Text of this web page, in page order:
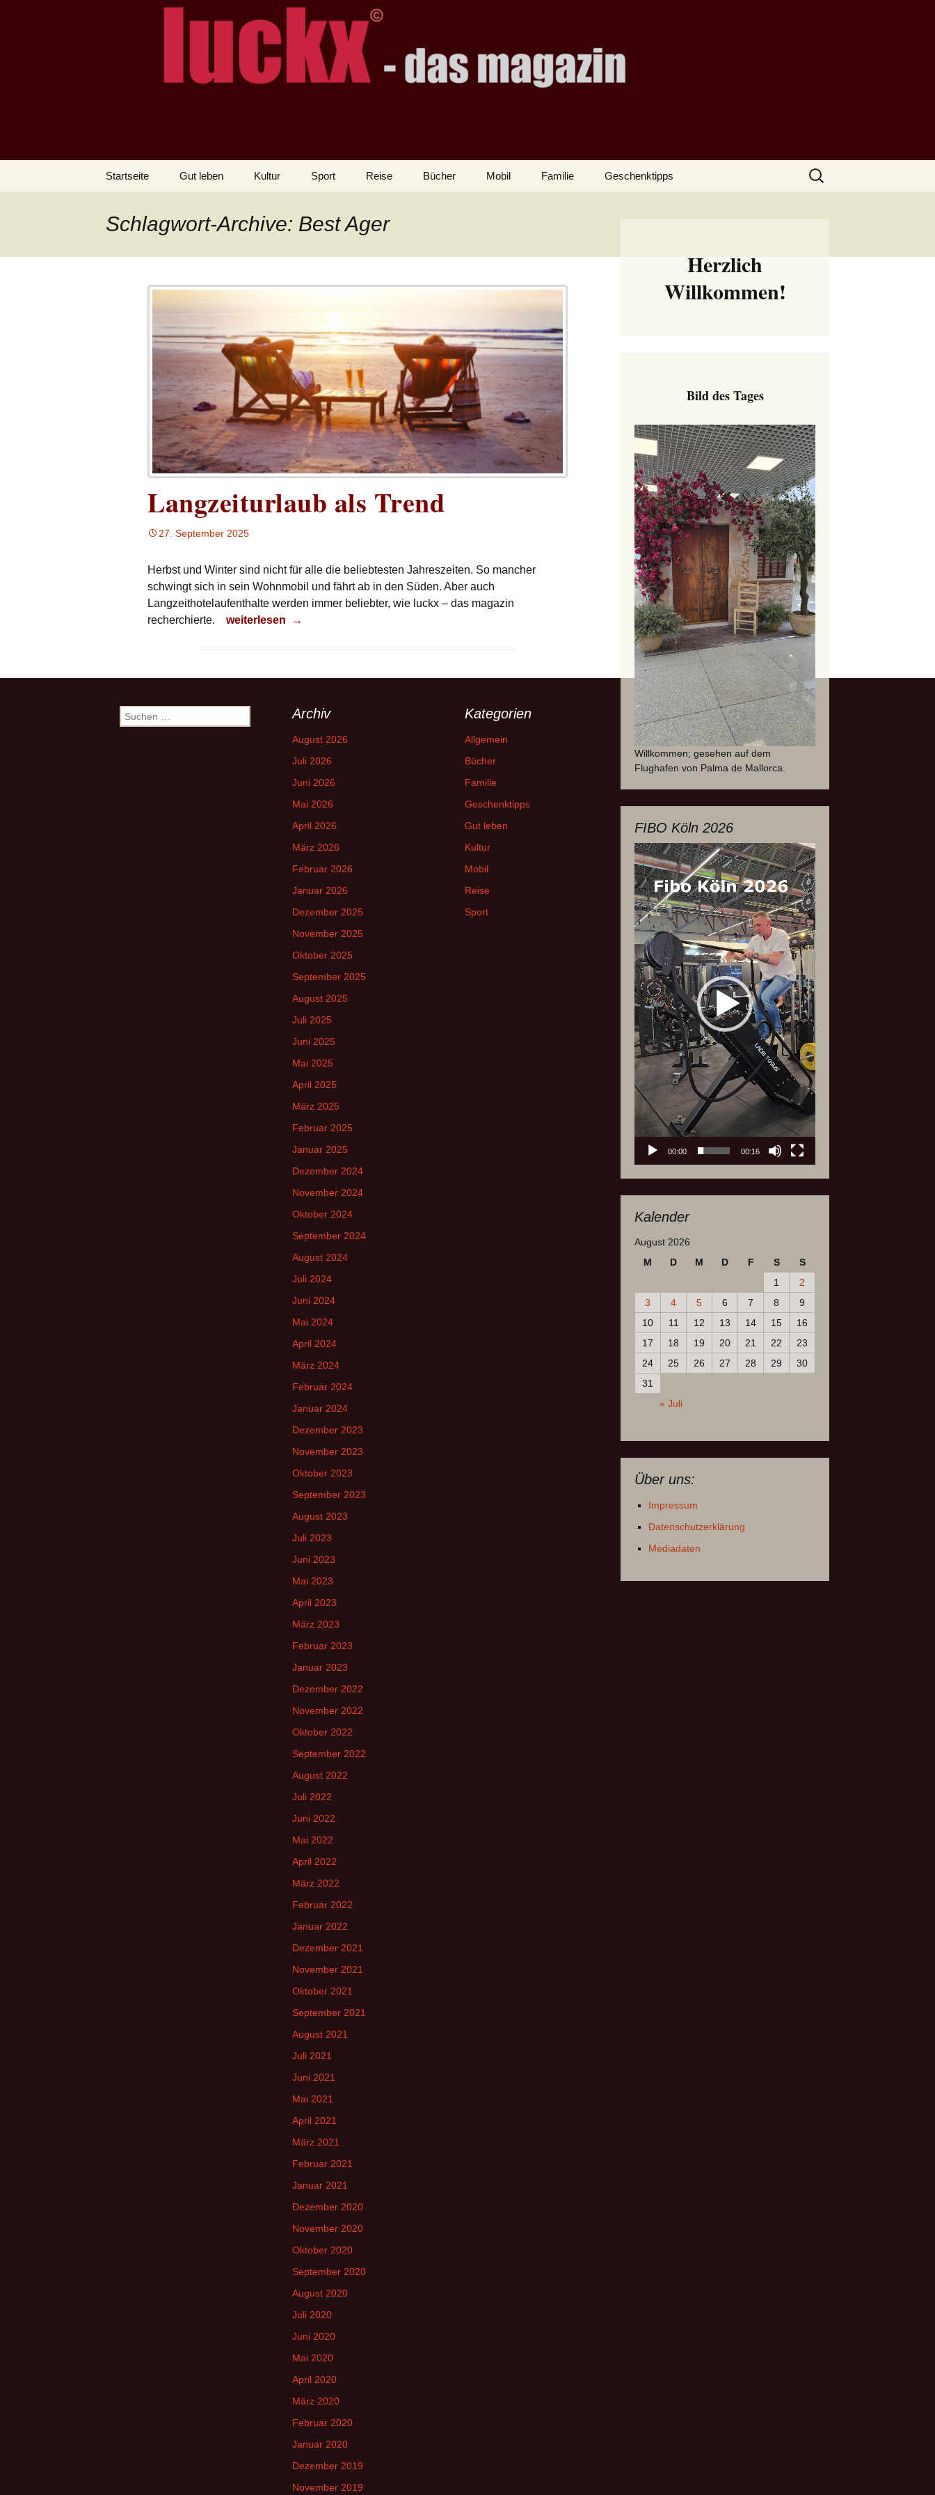
LUCKX
– das Magazin
Startseite Gut leben Kultur Sport Reise Bücher Mobil Familie Geschenktipps
Suchen
nach:
Schlagwort-Archive: Best Ager
Langzeiturlaub als Trend
27. September 2025
Herbst und Winter sind nicht für alle die beliebtesten Jahreszeiten. So mancher
schwingt sich in sein Wohnmobil und fährt ab in den Süden. Aber auch
Langzeithotelaufenthalte werden immer beliebter, wie luckx – das magazin
recherchierte.
Langzeiturlaub als Trend
weiterlesen →
Herzlich
Willkommen!
Bild des Tages
Willkommen; gesehen auf dem
Flughafen von Palma de Mallorca.
FIBO Köln 2026
Video-
Player
00:00 00:16
Kalender
August 2026
M
D M D F S
S
1
2
3
4 5 6 7 8
9
10
11 12 13 14 15
16
17
18 19 20 21 22
23
24
25 26 27 28 29
30
31
« Juli
Über uns:
Impressum
Datenschutzerklärung
Mediadaten
Suchen
nach:
Archiv
August 2026
Juli 2026
Juni 2026
Mai 2026
April 2026
März 2026
Februar 2026
Januar 2026
Dezember 2025
November 2025
Oktober 2025
September 2025
August 2025
Juli 2025
Juni 2025
Mai 2025
April 2025
März 2025
Februar 2025
Januar 2025
Dezember 2024
November 2024
Oktober 2024
September 2024
August 2024
Juli 2024
Juni 2024
Mai 2024
April 2024
März 2024
Februar 2024
Januar 2024
Dezember 2023
November 2023
Oktober 2023
September 2023
August 2023
Juli 2023
Juni 2023
Mai 2023
April 2023
März 2023
Februar 2023
Januar 2023
Dezember 2022
November 2022
Oktober 2022
September 2022
August 2022
Juli 2022
Juni 2022
Mai 2022
April 2022
März 2022
Februar 2022
Januar 2022
Dezember 2021
November 2021
Oktober 2021
September 2021
August 2021
Juli 2021
Juni 2021
Mai 2021
April 2021
März 2021
Februar 2021
Januar 2021
Dezember 2020
November 2020
Oktober 2020
September 2020
August 2020
Juli 2020
Juni 2020
Mai 2020
April 2020
März 2020
Februar 2020
Januar 2020
Dezember 2019
November 2019
Kategorien
Allgemein
Bücher
Familie
Geschenktipps
Gut leben
Kultur
Mobil
Reise
Sport